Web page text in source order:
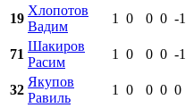
19
Хлопотов
Вадим
1 0 0 0 -1
71
Шакиров
Расим
1 0 0 0 -1
32
Якупов
Равиль
1 0 0 0 0